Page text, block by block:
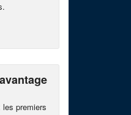
premiers